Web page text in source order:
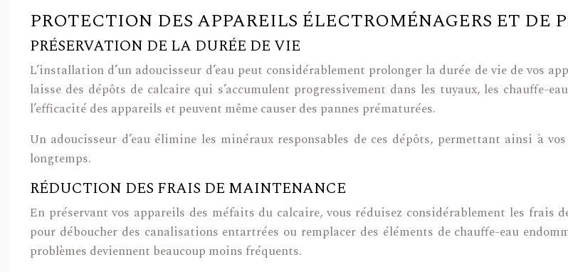
PROTECTION DES APPAREILS ÉLECTROMÉNAGERS ET DE
PRÉSERVATION DE LA DURÉE DE VIE
L’installation d’un adoucisseur d’eau peut considérablement prolonger la durée de vie de vos
laisse des dépôts de calcaire qui s’accumulent progressivement dans les tuyaux, les chauffe-
l’efficacité des appareils et peuvent même causer des pannes prématurées.
Un adoucisseur d’eau élimine les minéraux responsables de ces dépôts, permettant ainsi à
longtemps.
RÉDUCTION DES FRAIS DE MAINTENANCE
En préservant vos appareils des méfaits du calcaire, vous réduisez considérablement les frais
pour déboucher des canalisations entartrées ou remplacer des éléments de chauffe-eau
problèmes deviennent beaucoup moins fréquents.